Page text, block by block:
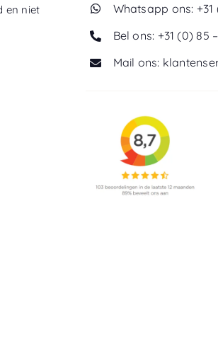
en niet
Whatsapp ons:
Bel ons: +31 (0) 85
Mail ons: